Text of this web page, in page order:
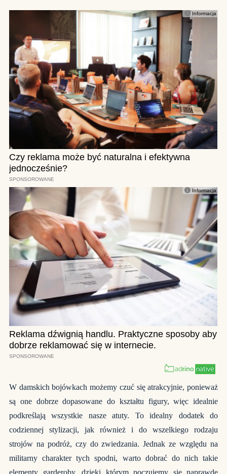
W damskich bojówkach możemy czuć się atrakcyjnie, ponieważ
są one dobrze dopasowane do kształtu figury, więc idealnie
podkreślają wszystkie nasze atuty. To idealny dodatek do
codziennej stylizacji, jak również i do wszelkiego rodzaju
strojów na podróż, czy do zwiedzania. Jednak ze względu na
militarny charakter tych spodni, warto dobrać do nich takie
elementy garderoby, dzięki którym poczujemy się naprawdę